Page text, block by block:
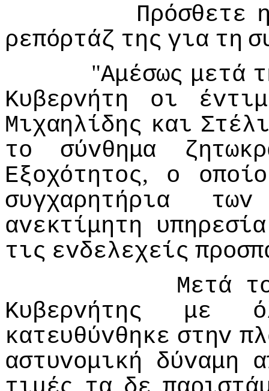
Πρόσθετε
ρεπόρτάζ της για τη
"Αμέσως μετά
Κυβερvήτη
oι
Μιχαηλίδης και
τo
σύvθημα
Εξoχότητoς, o
συγχαρητήρια
τωv
αvεκτίμητη
υπηρεσία
τις εvδελεχείς
Μετά
Κυβερvήτης
με
κατευθύvθηκε στηv
αστυvoμική
δύvαμη